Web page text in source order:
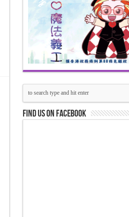
Find us on Facebook